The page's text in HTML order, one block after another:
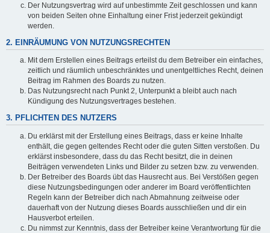
Der Nutzungsvertrag wird auf unbestimmte Zeit geschlossen und kann
von beiden Seiten ohne Einhaltung einer Frist jederzeit gekündigt
werden.
2. EINRÄUMUNG VON NUTZUNGSRECHTEN
Mit dem Erstellen eines Beitrags erteilst du dem Betreiber ein einfaches,
zeitlich und räumlich unbeschränktes und unentgeltliches Recht, deinen
Beitrag im Rahmen des Boards zu nutzen.
Das Nutzungsrecht nach Punkt 2, Unterpunkt a bleibt auch nach
Kündigung des Nutzungsvertrages bestehen.
3. PFLICHTEN DES NUTZERS
Du erklärst mit der Erstellung eines Beitrags, dass er keine Inhalte
enthält, die gegen geltendes Recht oder die guten Sitten verstoßen. Du
erklärst insbesondere, dass du das Recht besitzt, die in deinen
Beiträgen verwendeten Links und Bilder zu setzen bzw. zu verwenden.
Der Betreiber des Boards übt das Hausrecht aus. Bei Verstößen gegen
diese Nutzungsbedingungen oder anderer im Board veröffentlichten
Regeln kann der Betreiber dich nach Abmahnung zeitweise oder
dauerhaft von der Nutzung dieses Boards ausschließen und dir ein
Hausverbot erteilen.
Du nimmst zur Kenntnis, dass der Betreiber keine Verantwortung für die